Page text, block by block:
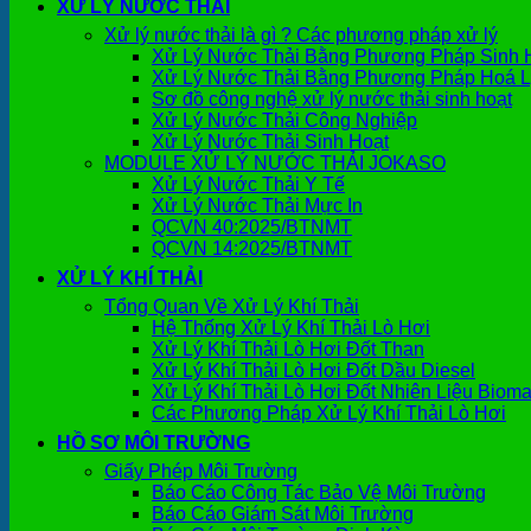
XỬ LÝ NƯỚC THẢI
Xử lý nước thải là gì ? Các phương pháp xử lý
Xử Lý Nước Thải Bằng Phương Pháp Sinh
Xử Lý Nước Thải Bằng Phương Pháp Hoá
Sơ đồ công nghệ xử lý nước thải sinh hoạt
Xử Lý Nước Thải Công Nghiệp
Xử Lý Nước Thải Sinh Hoạt
MODULE XỬ LÝ NƯỚC THẢI JOKASO
Xử Lý Nước Thải Y Tế
Xử Lý Nước Thải Mực In
QCVN 40:2025/BTNMT
QCVN 14:2025/BTNMT
XỬ LÝ KHÍ THẢI
Tổng Quan Về Xử Lý Khí Thải
Hệ Thống Xử Lý Khí Thải Lò Hơi
Xử Lý Khí Thải Lò Hơi Đốt Than
Xử Lý Khí Thải Lò Hơi Đốt Dầu Diesel
Xử Lý Khí Thải Lò Hơi Đốt Nhiên Liệu
Các Phương Pháp Xử Lý Khí Thải Lò Hơi
HỒ SƠ MÔI TRƯỜNG
Giấy Phép Môi Trường
Báo Cáo Công Tác Bảo Vệ Môi Trường
Báo Cáo Giám Sát Môi Trường